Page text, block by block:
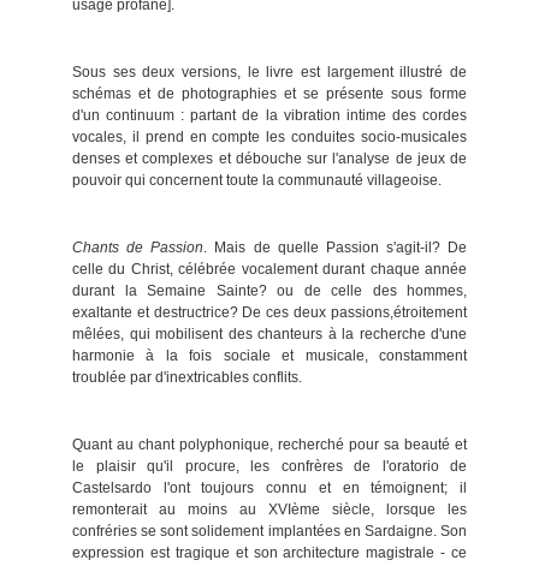
usage profane].
Sous ses deux versions, le livre est largement illustré de
schémas et de photographies et se présente sous forme
d'un continuum : partant de la vibration intime des cordes
vocales, il prend en compte les conduites socio-musicales
denses et complexes et débouche sur l'analyse de jeux de
pouvoir qui concernent toute la communauté villageoise.
Chants de Passion. Mais de quelle Passion s'agit-il? De
celle du Christ, célébrée vocalement durant chaque année
durant la Semaine Sainte? ou de celle des hommes,
exaltante et destructrice? De ces deux passions,étroitement
mêlées, qui mobilisent des chanteurs à la recherche d'une
harmonie à la fois sociale et musicale, constamment
troublée par d'inextricables conflits.
Quant au chant polyphonique, recherché pour sa beauté et
le plaisir qu'il procure, les confrères de l'oratorio de
Castelsardo l'ont toujours connu et en témoignent; il
remonterait au moins au XVIème siècle, lorsque les
confréries se sont solidement implantées en Sardaigne. Son
expression est tragique et son architecture magistrale - ce